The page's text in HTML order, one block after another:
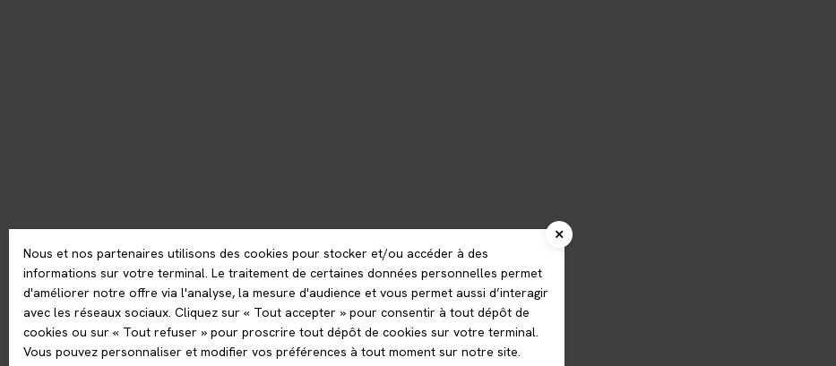
Nous et nos partenaires utilisons des cookies pour stocker et/ou accéder à des
informations sur votre terminal. Le traitement de certaines données personnelles permet
d'améliorer notre offre via l'analyse, la mesure d'audience et vous permet aussi d’interagir
avec les réseaux sociaux. Cliquez sur « Tout accepter » pour consentir à tout dépôt de
cookies ou sur « Tout refuser » pour proscrire tout dépôt de cookies sur votre terminal.
Vous pouvez personnaliser et modifier vos préférences à tout moment sur notre site.